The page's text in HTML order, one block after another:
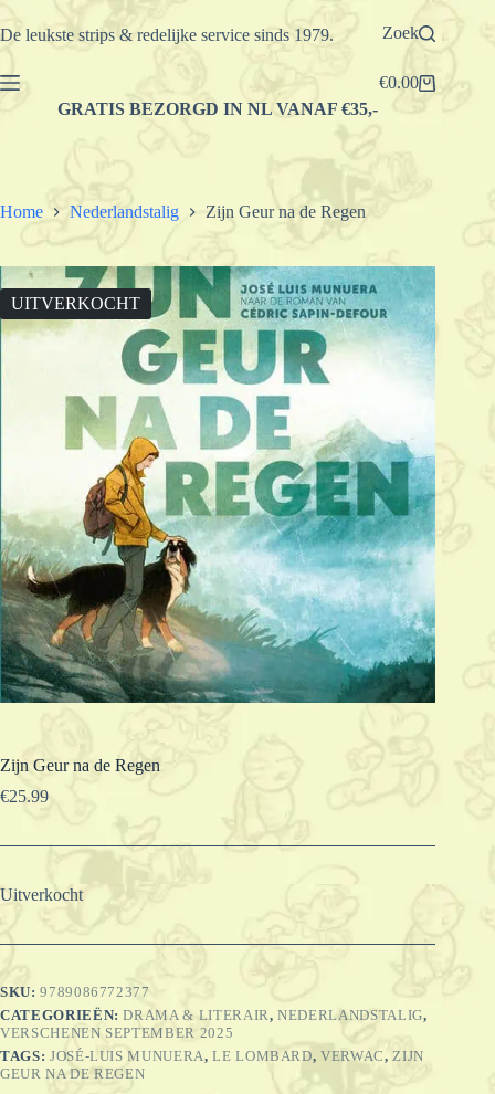
Ga
naar
De leukste strips & redelijke service sinds 1979. Zoek
Winkelwagen
€0.00
GRATIS BEZORGD IN NL VANAF €35,-
Home Nederlandstalig Zijn Geur na de Regen
UITVERKOCHT
Zijn Geur na de Regen
€25.99
Uitverkocht
SKU:9789086772377
CATEGORIEËN:DRAMA & LITERAIR,NEDERLANDSTALIG,
VERSCHENEN SEPTEMBER 2025
TAGS: JOSÉ-LUIS MUNUERA,LE LOMBARD,VERWAC, ZIJN
GEUR NA DE REGEN